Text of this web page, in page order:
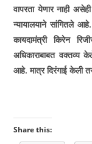
वापरता येणार नाही
न्यायालयाने सांगितले
कायदामंत्री किरेन
अधिकाराबाबत वक्तव्य
आहे. मात्र दिरंगाई केली
Share this: